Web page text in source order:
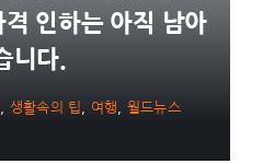
인하는 아직 남아
니다.
생활속의 팁 여행 월드뉴스